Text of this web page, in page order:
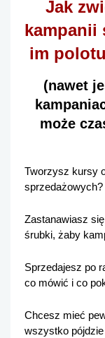
Jak
kampanii
im
(nawet
może
Tworzysz kursy
sprzedażowych?
Zastanawiasz
śrubki, żaby
Sprzedajesz po
co mówić i co
Chcesz mieć
wszystko